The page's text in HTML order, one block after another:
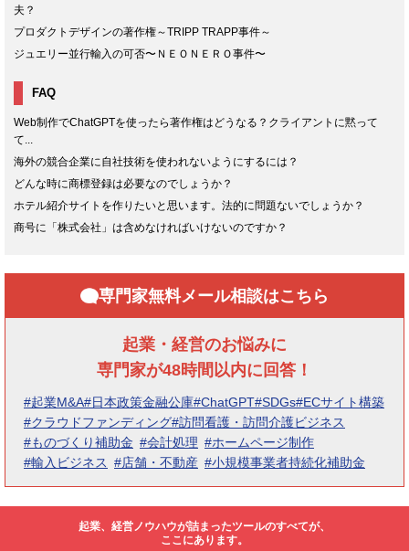
夫？
プロダクトデザインの著作権～TRIPP TRAPP事件～
ジュエリー並行輸入の可否〜ＮＥＯＮＥＲＯ事件〜
FAQ
Web制作でChatGPTを使ったら著作権はどうなる？クライアントに黙って
て...
海外の競合企業に自社技術を使われないようにするには？
どんな時に商標登録は必要なのでしょうか？
ホテル紹介サイトを作りたいと思います。法的に問題ないでしょうか？
商号に「株式会社」は含めなければいけないのですか？
専門家無料メール相談はこちら
起業・経営のお悩みに
専門家が48時間以内に回答！
#起業M&A#日本政策金融公庫#ChatGPT#SDGs#ECサイト構築
#クラウドファンディング#訪問看護・訪問介護ビジネス
#ものづくり補助金 #会計処理 #ホームページ制作
#輸入ビジネス #店舗・不動産 #小規模事業者持続化補助金
起業、経営ノウハウが詰まったツールのすべてが、
ここにあります。